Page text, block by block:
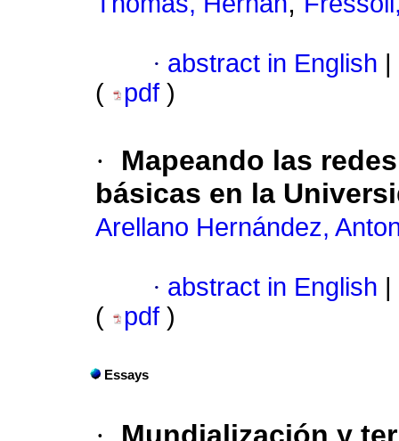
· abstract in English
(
pdf )
·
Mapeando las
básicas en la
Arellano Hernández,
· abstract in English
(
pdf )
Essays